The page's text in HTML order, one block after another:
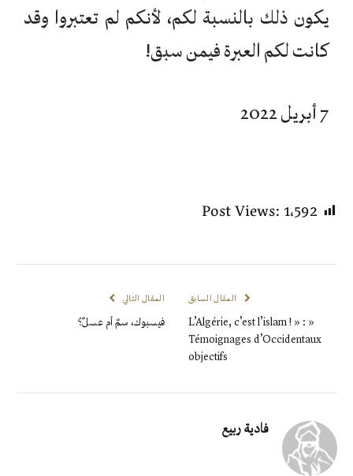
يكون ذلك بالنسبة لكم، لأنكم لم تعتبروا وقد
كانت لكم العبرة فيمن سبق!
7 أبريل 2022
Post Views:1٬592
المقال السابق
« L’Algérie, c’est l’islam ! » :
Témoignages d’Occidentaux
objectifs
المقال التالي
فيسبوك، سمٌ أم عسلٌ؟
فادية ربيع